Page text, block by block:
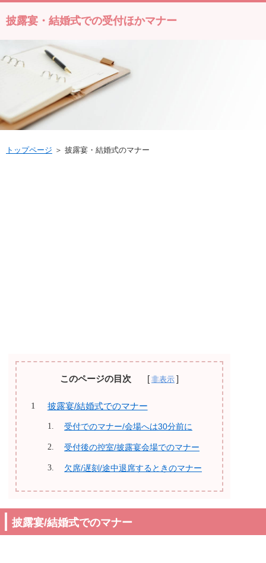
披露宴・結婚式での受付ほかマナー
トップページ ＞ 披露宴・結婚式のマナー
このページの目次
披露宴/結婚式でのマナー
受付でのマナー/会場へは30分前に
受付後の控室/披露宴会場でのマナー
欠席/遅刻/途中退席するときのマナー
披露宴/結婚式でのマナー